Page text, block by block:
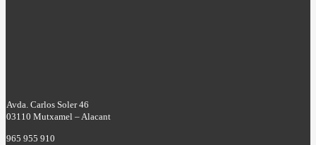
Avda. Carlos Soler 46
03110 Mutxamel – Alacant
965 955 910